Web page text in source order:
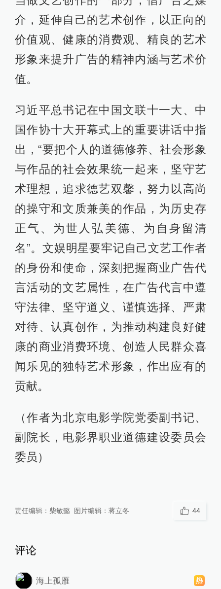
介，延伸自己的艺术创作，以正向的
价值观、健康的消费观、精良的艺术
形象来提升广告的精神内涵与艺术价
值。
习近平总书记在中国文联十一大、中
国作协十大开幕式上的重要讲话中指
出，“要把个人的道德修养、社会形象
与作品的社会效果统一起来，坚守艺
术理想，追求德艺双馨，努力以高尚
的操守和文质兼美的作品，为历史存
正气、为世人弘美德、为自身留清
名”。文娱明星要牢记自己文艺工作者
的身份和使命，深刻把握商业广告代
言活动的文艺属性，在广告代言中遵
守法律、坚守道义、谨慎选择、严肃
对待、认真创作，为推动构建良好健
康的商业消费环境、创造人民群众喜
闻乐见的独特艺术形象，作出应有的
贡献。
（作者为北京电影学院党委副书记、
副院长，电影界职业道德建设委员会
委员）
责任编辑： 柴敏懿 图片编辑： 蒋立冬 44
评论
海上孤雁